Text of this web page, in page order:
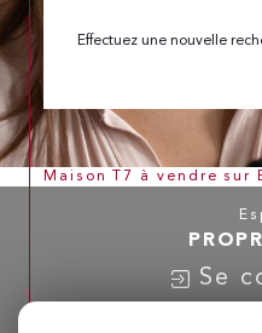
Effectuez une nouvelle
Maison T7 à vendre
Se